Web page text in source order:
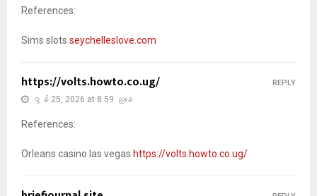
References:
Sims slots seychelleslove.com
https://volts.howto.co.ug/
ဇွန် 25, 2026 at 8:59 ညနေ
References:
Orleans casino las vegas https://volts.howto.co.ug/
REPLY